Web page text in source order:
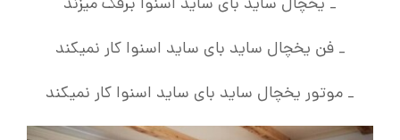
_ یخچال ساید بای ساید اسنوا برفک میزند
_ فن یخچال ساید بای ساید اسنوا کار نمیکند
_ موتور یخچال ساید بای ساید اسنوا کار نمیکند